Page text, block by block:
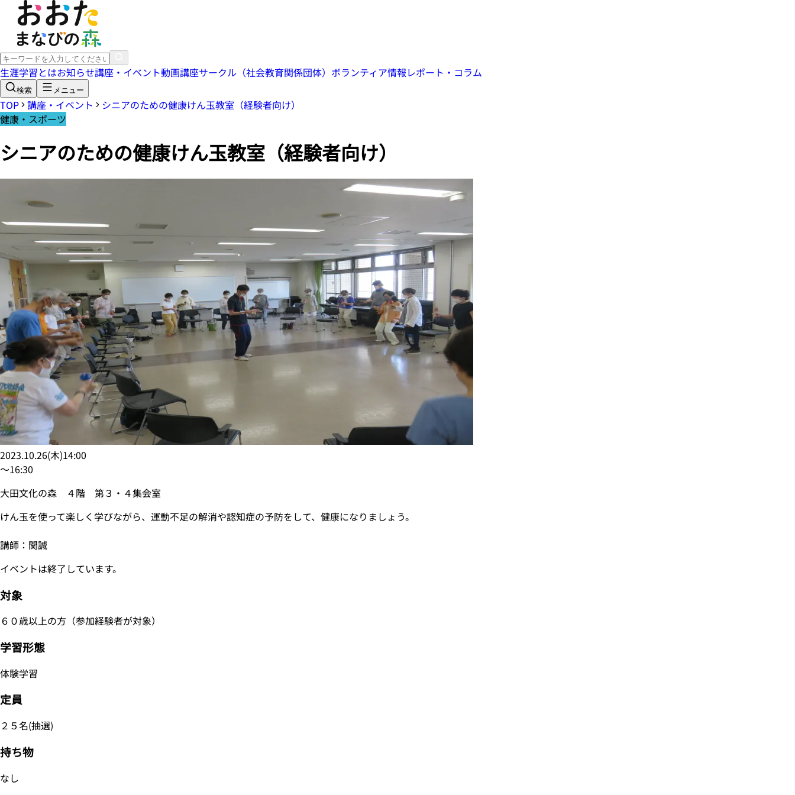
生涯学習とはお知らせ講座・イベント動画講座サークル（社会教育関係団体） ボランティア情報レポート・コラム
検索 メニュー
TOP 講座・イベント
シニアのための健康けん玉教室（経験者向け）
健康・スポーツ
シニアのための健康けん玉教室（経験者向け）
2023.10.26(木)14:00
〜16:30
大田文化の森 ４階 第３・４集会室
けん玉を使って楽しく学びながら、運動不足の解消や認知症の予防をして、健康になりましょう。
講師：関誠
イベントは終了しています。
対象
６０歳以上の方（参加経験者が対象）
学習形態
体験学習
定員
２５名(抽選)
持ち物
なし